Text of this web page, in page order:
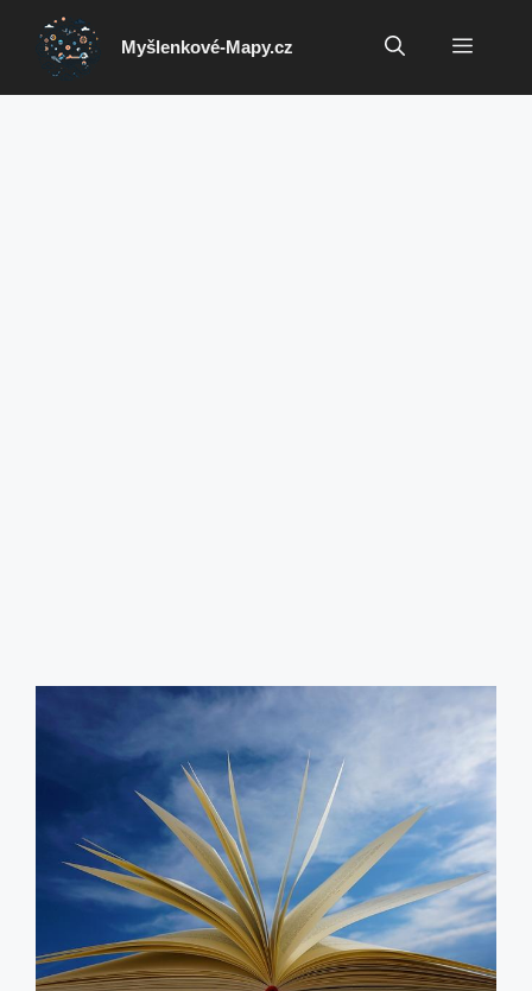
Přeskočit
obsah
Myšlenkové-Mapy.cz Menu